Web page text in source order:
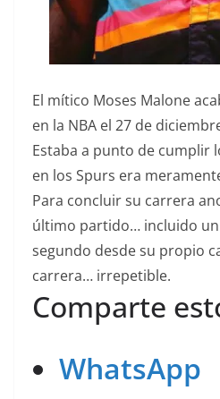
El mítico Moses Malone
en la NBA el 27 de
Estaba a punto de cumplir
en los Spurs era
Para concluir su carrera
último partido… incluido
segundo desde su propio
carrera… irrepetible.
Comparte
WhatsApp